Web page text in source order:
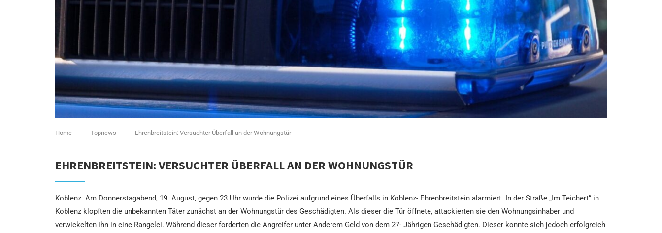
Home Topnews Ehrenbreitstein: Versuchter Überfall an der Wohnungstür
EHRENBREITSTEIN: VERSUCHTER ÜBERFALL AN DER WOHNUNGSTÜR
Koblenz. Am Donnerstagabend, 19. August, gegen 23 Uhr wurde die Polizei aufgrund eines Überfalls in Koblenz- Ehrenbreitstein alarmiert. In der Straße „Im Teichert“ in
Koblenz klopften die unbekannten Täter zunächst an der Wohnungstür des Geschädigten. Als dieser die Tür öffnete, attackierten sie den Wohnungsinhaber und
verwickelten ihn in eine Rangelei. Während dieser forderten die Angreifer unter Anderem Geld von dem 27- Jährigen Geschädigten. Dieser konnte sich jedoch erfolgreich